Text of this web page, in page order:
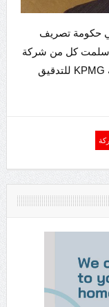
حكومة تصريف
“سلمت كل من شركة
Alvarez & Marsal للتدقيق الجنائي وشركة KPMG للتدقيق